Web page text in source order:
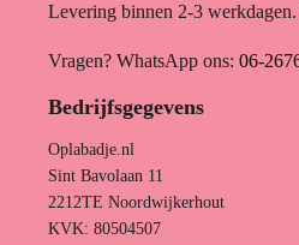
Levering binnen 2-3
Vragen? WhatsApp ons: 06-
Bedrijfsgegevens
Oplabadje.nl
Sint Bavolaan 11
2212TE Noordwijkerhout
KVK: 80504507